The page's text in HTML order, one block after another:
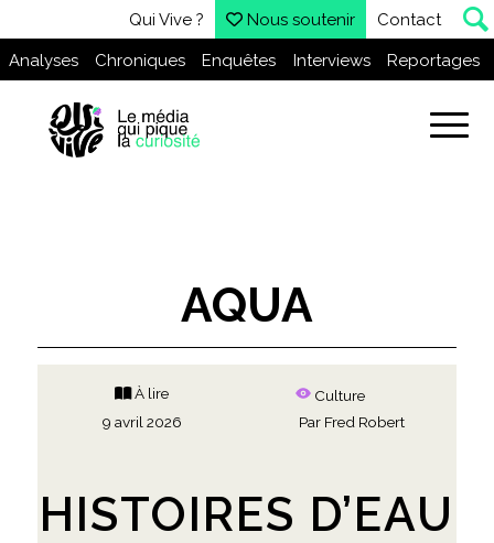
Qui Vive ? Nous soutenir Contact
Analyses Chroniques Enquêtes Interviews Reportages
AQUA
À lire
Culture
9 avril 2026
Par Fred Robert
HISTOIRES D’EAU